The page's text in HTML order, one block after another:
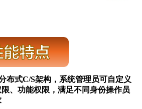
布式C/S架构，系统管理员可自定义
、功能权限，满足不同身份操作员